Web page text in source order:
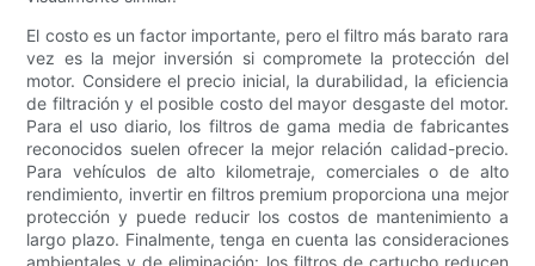
El costo es un factor importante, pero el filtro más barato rara
vez es la mejor inversión si compromete la protección del
motor. Considere el precio inicial, la durabilidad, la eficiencia
de filtración y el posible costo del mayor desgaste del motor.
Para el uso diario, los filtros de gama media de fabricantes
reconocidos suelen ofrecer la mejor relación calidad-precio.
Para vehículos de alto kilometraje, comerciales o de alto
rendimiento, invertir en filtros premium proporciona una mejor
protección y puede reducir los costos de mantenimiento a
largo plazo. Finalmente, tenga en cuenta las consideraciones